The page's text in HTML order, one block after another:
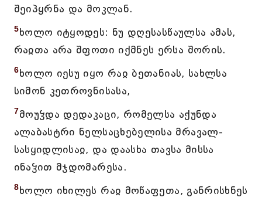
შეიპყრნა და მოკლან.
5ხოლო იტყოდეს: ნუ დღესასწაულსა ამას,
რაჲთა არა შფოთი იქმნეს ერსა შორის.
6ხოლო იესუ იყო რაჲ ბეთანიას, სახლსა
სიმონ კეთროვნისასა,
7მოუჴდა დედაკაცი, რომელსა აქუნდა
ალაბასტრი ნელსაცხებელისა მრავალ-
სასყიდლისაჲ, და დაასხა თავსა მისსა
ინაჴით მჯდომარესა.
8ხოლო იხილეს რაჲ მოწაფეთა, განრისხნეს